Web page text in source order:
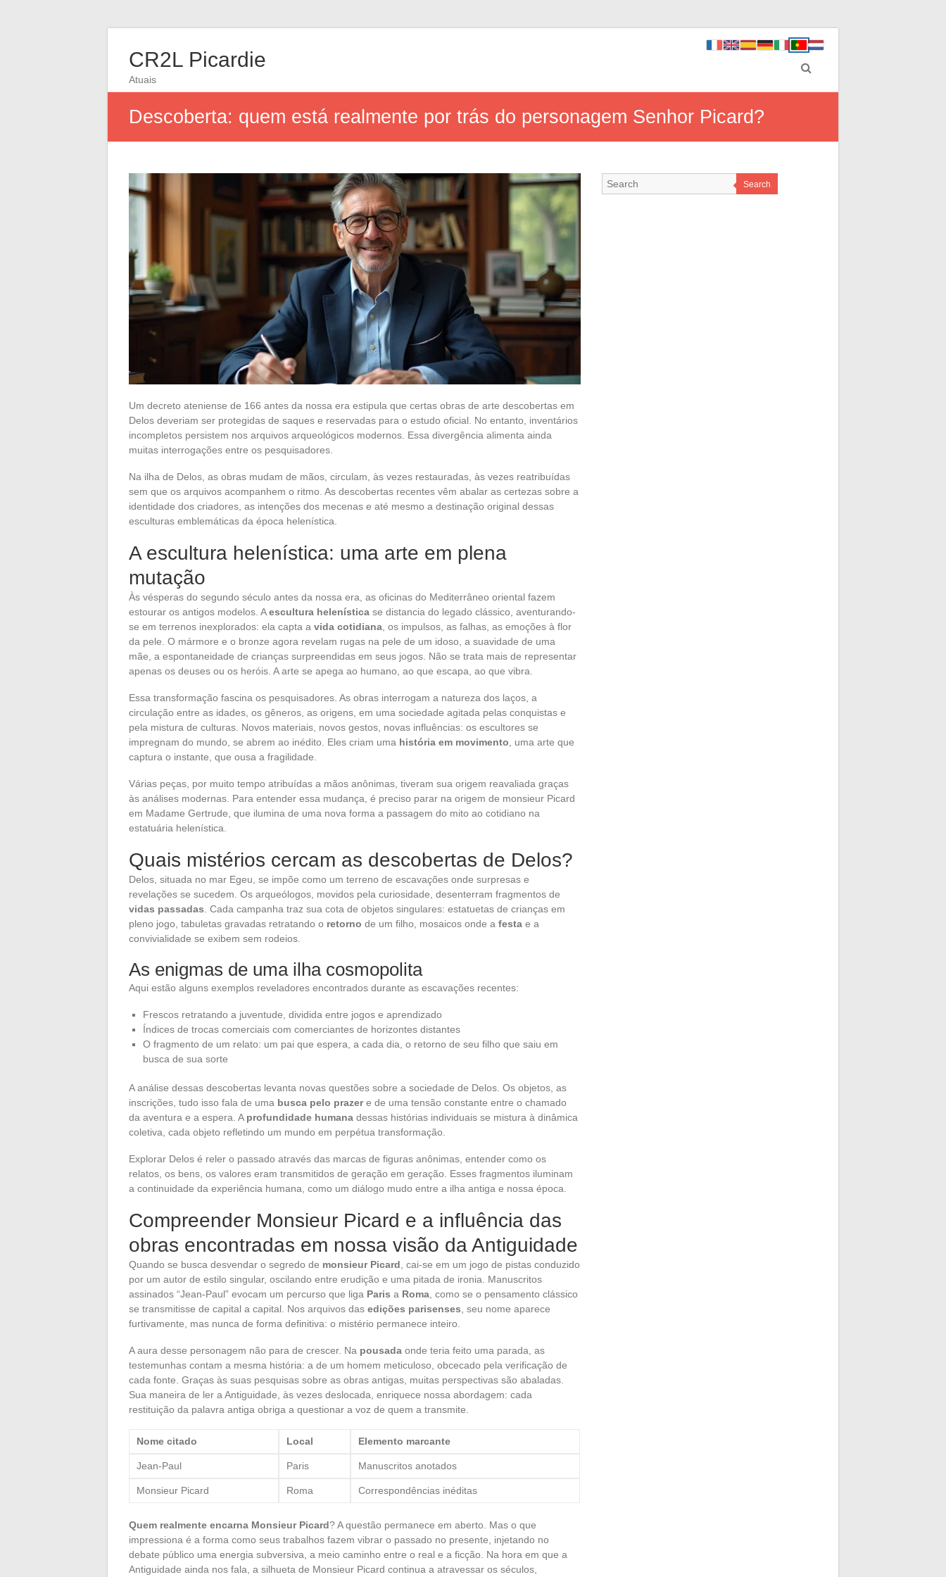
CR2L Picardie
Atuais
Descoberta: quem está realmente por trás do personagem Senhor Picard?
Um decreto ateniense de 166 antes da nossa era estipula que certas obras de arte descobertas em
Delos deveriam ser protegidas de saques e reservadas para o estudo oficial. No entanto, inventários
incompletos persistem nos arquivos arqueológicos modernos. Essa divergência alimenta ainda
muitas interrogações entre os pesquisadores.
Na ilha de Delos, as obras mudam de mãos, circulam, às vezes restauradas, às vezes reatribuídas
sem que os arquivos acompanhem o ritmo. As descobertas recentes vêm abalar as certezas sobre a
identidade dos criadores, as intenções dos mecenas e até mesmo a destinação original dessas
esculturas emblemáticas da época helenística.
A escultura helenística: uma arte em plena
mutação
Às vésperas do segundo século antes da nossa era, as oficinas do Mediterrâneo oriental fazem
estourar os antigos modelos. Aescultura helenística se distancia do legado clássico, aventurando-
se em terrenos inexplorados: ela capta a vida cotidiana , os impulsos, as falhas, as emoções à flor
da pele. O mármore e o bronze agora revelam rugas na pele de um idoso, a suavidade de uma
mãe, a espontaneidade de crianças surpreendidas em seus jogos. Não se trata mais de representar
apenas os deuses ou os heróis. A arte se apega ao humano, ao que escapa, ao que vibra.
Essa transformação fascina os pesquisadores. As obras interrogam a natureza dos laços, a
circulação entre as idades, os gêneros, as origens, em uma sociedade agitada pelas conquistas e
pela mistura de culturas. Novos materiais, novos gestos, novas influências: os escultores se
impregnam do mundo, se abrem ao inédito. Eles criam uma história em movimento , uma arte que
captura o instante, que ousa a fragilidade.
Várias peças, por muito tempo atribuídas a mãos anônimas, tiveram sua origem reavaliada graças
às análises modernas. Para entender essa mudança, é preciso parar na origem de monsieur Picard
em Madame Gertrude, que ilumina de uma nova forma a passagem do mito ao cotidiano na
estatuária helenística.
Quais mistérios cercam as descobertas de Delos?
Delos, situada no mar Egeu, se impõe como um terreno de escavações onde surpresas e
revelações se sucedem. Os arqueólogos, movidos pela curiosidade, desenterram fragmentos de
vidas passadas . Cada campanha traz sua cota de objetos singulares: estatuetas de crianças em
pleno jogo, tabuletas gravadas retratando o retorno de um filho, mosaicos onde a festa e a
convivialidade se exibem sem rodeios.
As enigmas de uma ilha cosmopolita
Aqui estão alguns exemplos reveladores encontrados durante as escavações recentes:
Frescos retratando a juventude, dividida entre jogos e aprendizado
Índices de trocas comerciais com comerciantes de horizontes distantes
O fragmento de um relato: um pai que espera, a cada dia, o retorno de seu filho que saiu em
busca de sua sorte
A análise dessas descobertas levanta novas questões sobre a sociedade de Delos. Os objetos, as
inscrições, tudo isso fala de uma busca pelo prazere de uma tensão constante entre o chamado
da aventura e a espera. A profundidade humana dessas histórias individuais se mistura à dinâmica
coletiva, cada objeto refletindo um mundo em perpétua transformação.
Explorar Delos é reler o passado através das marcas de figuras anônimas, entender como os
relatos, os bens, os valores eram transmitidos de geração em geração. Esses fragmentos iluminam
a continuidade da experiência humana, como um diálogo mudo entre a ilha antiga e nossa época.
Compreender Monsieur Picard e a influência das
obras encontradas em nossa visão da Antiguidade
Quando se busca desvendar o segredo de monsieur Picard , cai-se em um jogo de pistas conduzido
por um autor de estilo singular, oscilando entre erudição e uma pitada de ironia. Manuscritos
assinados “Jean-Paul” evocam um percurso que liga Paris a Roma , como se o pensamento clássico
se transmitisse de capital a capital. Nos arquivos das edições parisenses , seu nome aparece
furtivamente, mas nunca de forma definitiva: o mistério permanece inteiro.
A aura desse personagem não para de crescer. Na pousada onde teria feito uma parada, as
testemunhas contam a mesma história: a de um homem meticuloso, obcecado pela verificação de
cada fonte. Graças às suas pesquisas sobre as obras antigas, muitas perspectivas são abaladas.
Sua maneira de ler a Antiguidade, às vezes deslocada, enriquece nossa abordagem: cada
restituição da palavra antiga obriga a questionar a voz de quem a transmite.
Nome citado Local Elemento marcante
Jean-Paul Paris Manuscritos anotados
Monsieur Picard Roma Correspondências inéditas
Quem realmente encarna Monsieur Picard? A questão permanece em aberto. Mas o que
impressiona é a forma como seus trabalhos fazem vibrar o passado no presente, injetando no
debate público uma energia subversiva, a meio caminho entre o real e a ficção. Na hora em que a
Antiguidade ainda nos fala, a silhueta de Monsieur Picard continua a atravessar os séculos,
Search